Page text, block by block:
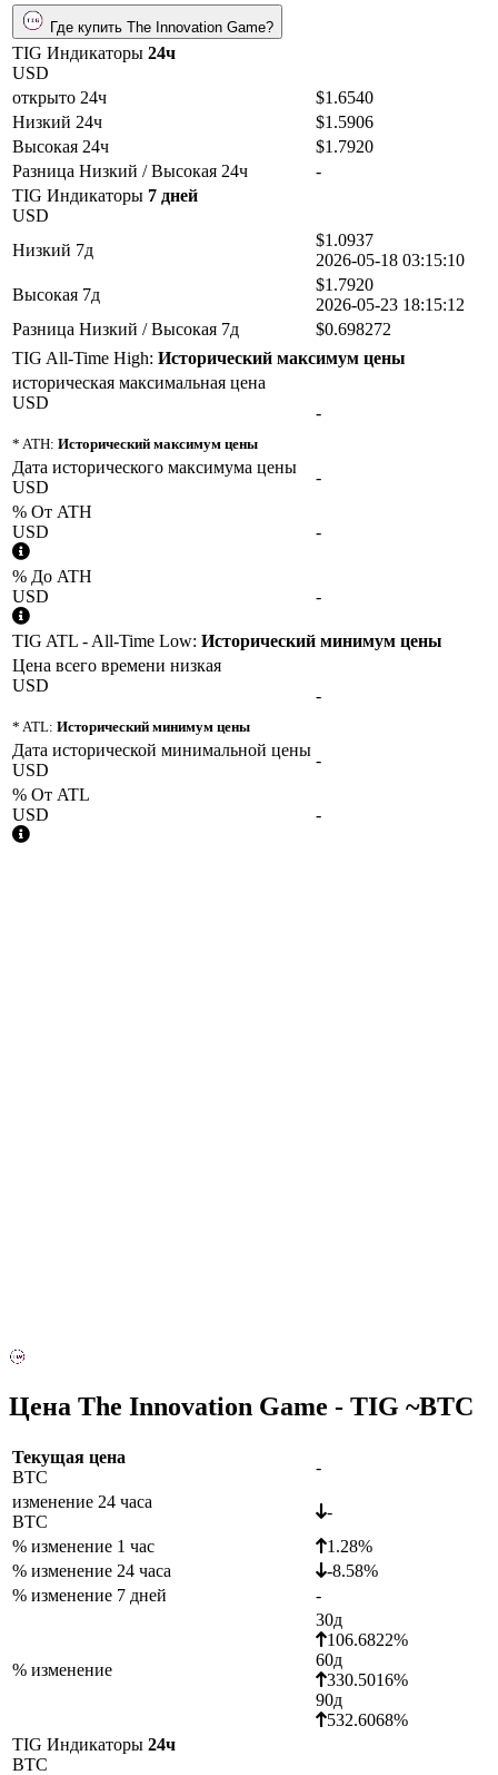
Где купить The Innovation Game?
TIG Индикаторы 24ч
USD
открыто 24ч
$1.6540
Низкий 24ч
$1.5906
Высокая 24ч
$1.7920
Разница Низкий / Высокая 24ч
-
TIG Индикаторы 7 дней
USD
Низкий 7д
$1.0937
2026-05-18 03:15:10
Высокая 7д
$1.7920
2026-05-23 18:15:12
Разница Низкий / Высокая 7д
$0.698272
TIG All-Time High: Исторический максимум цены
историческая максимальная цена
USD
* ATH: Исторический максимум цены
-
Дата исторического максимума цены
USD
-
% От ATH
USD
-
% До ATH
USD
-
TIG ATL - All-Time Low: Исторический минимум цены
Цена всего времени низкая
USD
* ATL: Исторический минимум цены
-
Дата исторической минимальной цены
USD
-
% От ATL
USD
-
Цена The Innovation Game - TIG ~BTC
Текущая цена
BTC
-
изменение 24 часа
BTC
-
% изменение 1 час
1.28%
% изменение 24 часа
-8.58%
% изменение 7 дней
-
% изменение
30д
106.6822%
60д
330.5016%
90д
532.6068%
TIG Индикаторы 24ч
BTC